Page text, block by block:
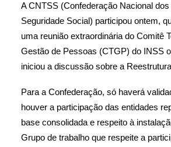
A CNTSS (Confederação Nacional
Seguridade Social) participou ontem,
uma reunião extraordinária do Comitê
Gestão de Pessoas (CTGP) do INSS
iniciou a discussão sobre a
Para a Confederação, só haverá
houver a participação das entidades
base consolidada e respeito à
Grupo de trabalho que respeite a